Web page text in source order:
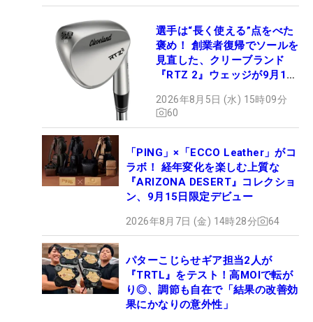
選手は“長く使える”点をべた
褒め！ 創業者復帰でソールを
見直した、クリーブランド
『RTZ 2』ウェッジが9月12
2026年8月5日 (水) 15時09分
60
「PING」×「ECCO Leather」がコ
ラボ！ 経年変化を楽しむ上質な
『ARIZONA DESERT』コレクショ
ン、9月15日限定デビュー
2026年8月7日 (金) 14時28分 64
パターこじらせギア担当2人が
『TRTL』をテスト！高MOIで転が
り◎、調節も自在で「結果の改善効
果にかなりの意外性」